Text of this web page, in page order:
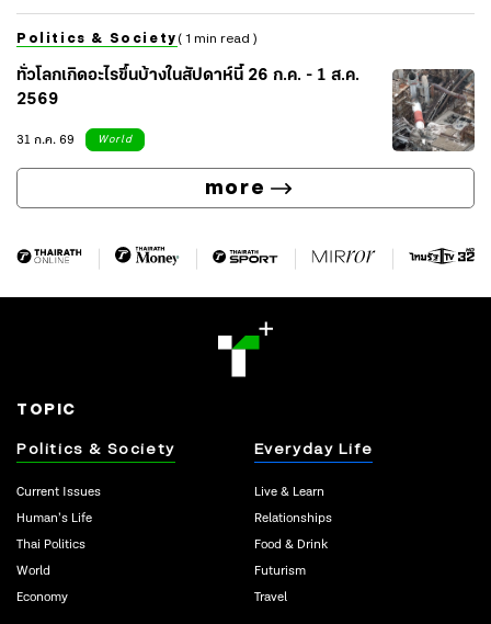
Politics & Society ( 1 min read )
ทั่วโลกเกิดอะไรขึ้นบ้างในสัปดาห์นี้ 26 ก.ค. - 1 ส.ค.
2569
31 ก.ค. 69
World
more
TOPIC
Politics & Society
Current Issues
Human’s Life
Thai Politics
World
Economy
Everyday Life
Live & Learn
Relationships
Food & Drink
Futurism
Travel